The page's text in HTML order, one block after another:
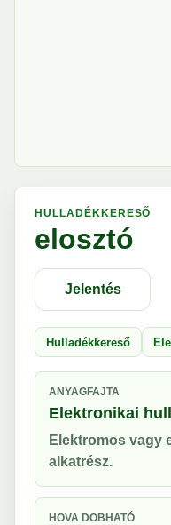
HULLADÉKKERESŐ
elosztó
Jelentés
Hulladékkereső
ANYAGFAJTA
Elektronikai
Elektromos vagy
alkatrész.
HOVA DOBHATÓ